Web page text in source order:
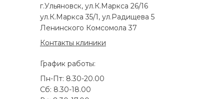
г.Ульяновск, ул.К.Маркса 26/16
ул.К.Маркса 35/1, ул.Радищева 5
Ленинского Комсомола 37
Контакты клиники
График работы:
Пн-Пт: 8.30-20.00
Сб: 8.30-18.00